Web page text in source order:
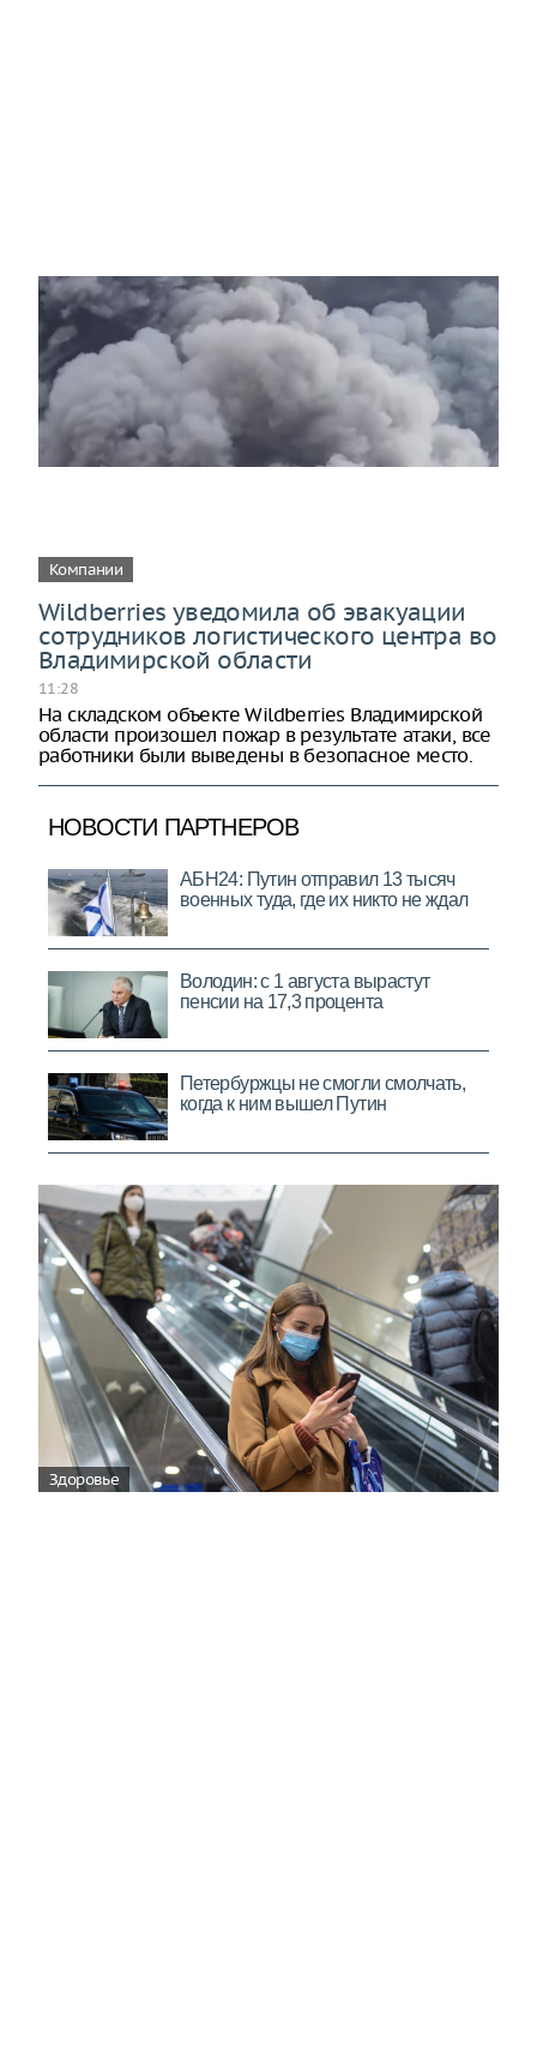
Компании
Wildberries уведомила об эвакуации
сотрудников логистического центра во
Владимирской области
11:28
На складском объекте Wildberries Владимирской
области произошел пожар в результате атаки, все
работники были выведены в безопасное место.
Здоровье